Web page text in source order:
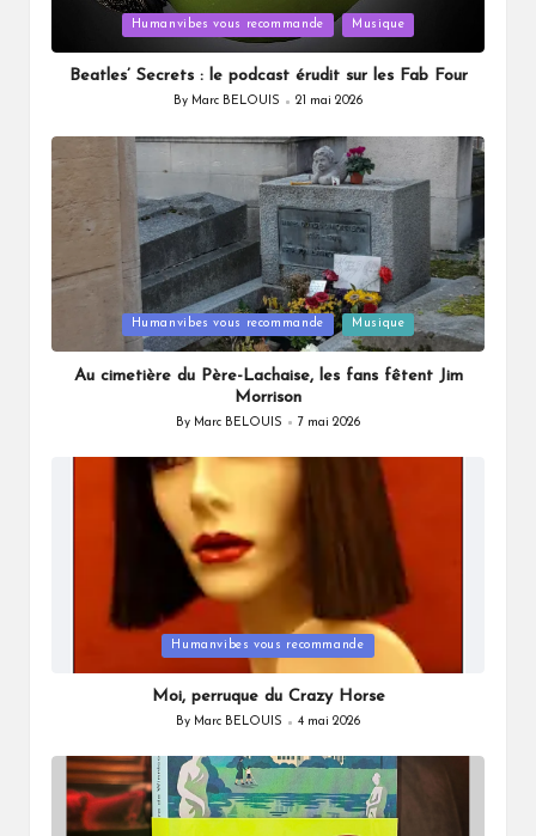
in
Humanvibes vous recommande Musique
Beatles’ Secrets : le podcast érudit sur les Fab Four
Posted
By Marc BELOUIS 21 mai 2026
in
Humanvibes vous recommande Musique
Au cimetière du Père-Lachaise, les fans fêtent Jim
Morrison
Posted
By Marc BELOUIS 7 mai 2026
in
Humanvibes vous recommande
Moi, perruque du Crazy Horse
Posted
By Marc BELOUIS 4 mai 2026